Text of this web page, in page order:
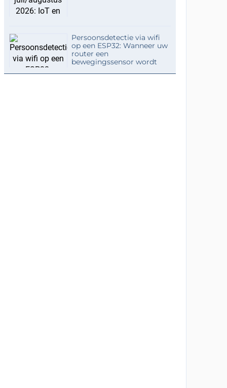
Persoonsdetectie via wifi
op een ESP32: Wanneer uw
router een
bewegingssensor wordt